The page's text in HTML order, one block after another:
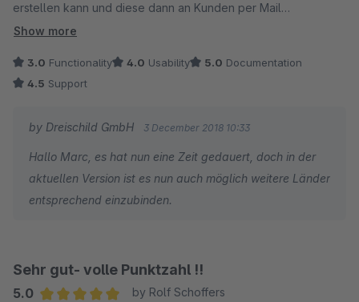
erstellen kann und diese dann an Kunden per Mail
weiterleiten könnte.
Show more
3.0 Functionality 4.0 Usability 5.0 Documentation
4.5 Support
by Dreischild GmbH 3 December 2018 10:33
Hallo Marc, es hat nun eine Zeit gedauert, doch in der
aktuellen Version ist es nun auch möglich weitere Länder
entsprechend einzubinden.
Sehr gut- volle Punktzahl !!
5.0
by Rolf Schoffers